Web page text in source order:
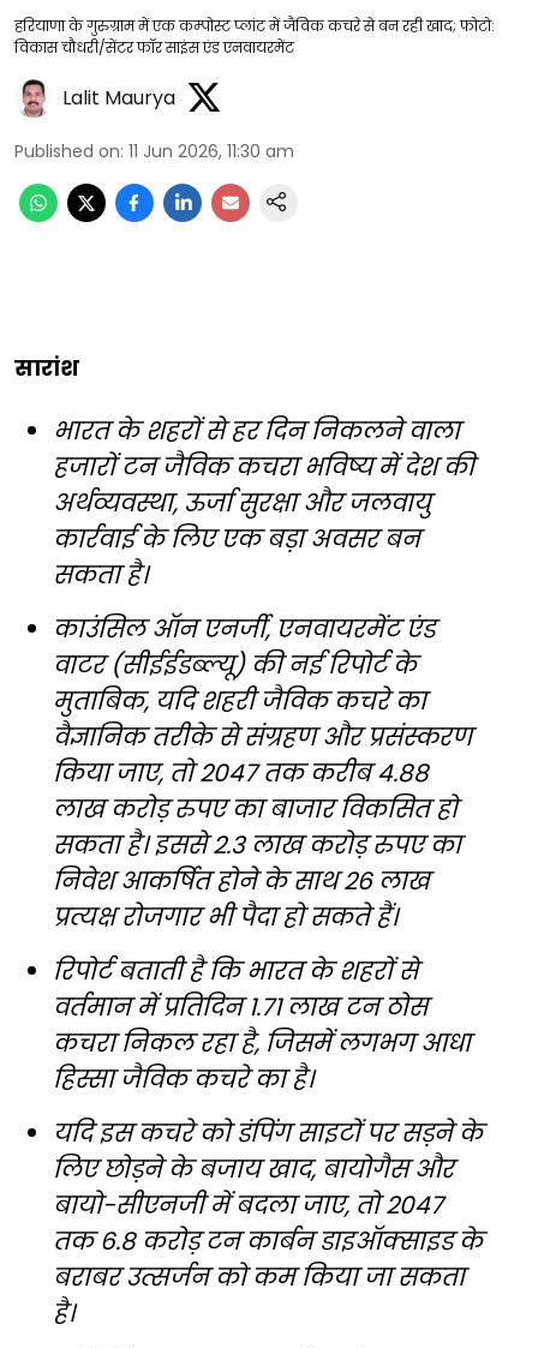
हरियाणा के गुरुग्राम में एक कम्पोस्ट प्लांट में जैविक कचरे से बन रही खाद; फोटो:
विकास चौधरी/सेंटर फॉर साइंस एंड एनवायरमेंट
Lalit Maurya
Published on: 11 Jun 2026, 11:30 am
सारांश
भारत के शहरों से हर दिन निकलने वाला
हजारों टन जैविक कचरा भविष्य में देश की
अर्थव्यवस्था, ऊर्जा सुरक्षा और जलवायु
कार्रवाई के लिए एक बड़ा अवसर बन
सकता है।
काउंसिल ऑन एनर्जी, एनवायरमेंट एंड
वाटर (सीईईडब्ल्यू) की नई रिपोर्ट के
मुताबिक, यदि शहरी जैविक कचरे का
वैज्ञानिक तरीके से संग्रहण और प्रसंस्करण
किया जाए, तो 2047 तक करीब 4.88
लाख करोड़ रुपए का बाजार विकसित हो
सकता है। इससे 2.3 लाख करोड़ रुपए का
निवेश आकर्षित होने के साथ 26 लाख
प्रत्यक्ष रोजगार भी पैदा हो सकते हैं।
रिपोर्ट बताती है कि भारत के शहरों से
वर्तमान में प्रतिदिन 1.71 लाख टन ठोस
कचरा निकल रहा है, जिसमें लगभग आधा
हिस्सा जैविक कचरे का है।
यदि इस कचरे को डंपिंग साइटों पर सड़ने के
लिए छोड़ने के बजाय खाद, बायोगैस और
बायो-सीएनजी में बदला जाए, तो 2047
तक 6.8 करोड़ टन कार्बन डाइऑक्साइड के
बराबर उत्सर्जन को कम किया जा सकता
है।